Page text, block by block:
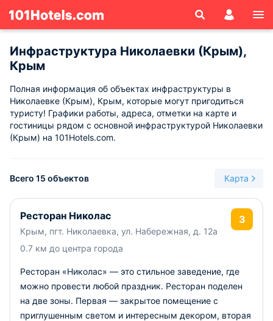
Инфраструктура Николаевки (Крым),
Крым
Полная информация об объектах инфраструктуры в
Николаевке (Крым), Крым, которые могут пригодиться
туристу! Графики работы, адреса, отметки на карте и
гостиницы рядом с основной инфраструктурой Николаевки
(Крым) на 101Hotels.com.
Всего 15 объектов Карта
Ресторан Николас
Крым, пгт. Николаевка, ул. Набережная, д. 12а
0.7 км до центра города
3
Ресторан «Николас» — это стильное заведение, где
можно провести любой праздник. Ресторан поделен
на две зоны. Первая — закрытое помещение с
приглушенным светом и интересным декором, вторая